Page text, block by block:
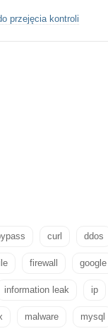
przejęcia kontroli
curl ddos
firewall google
information leak ip
malware mysql